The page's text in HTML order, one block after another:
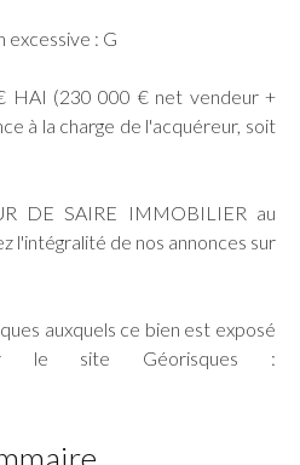
excessive : G
HAI (230 000 € net vendeur +
à la charge de l'acquéreur, soit
DE SAIRE IMMOBILIER au
l'intégralité de nos annonces sur
auxquels ce bien est exposé
le site Géorisques :